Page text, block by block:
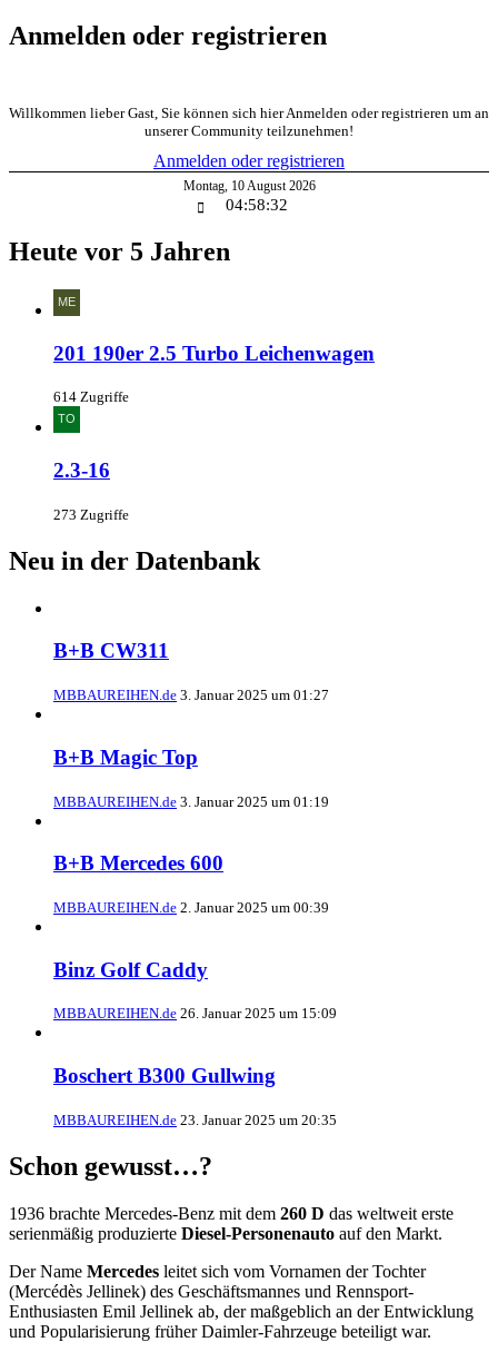
Anmelden oder registrieren
Willkommen lieber Gast, Sie können sich hier Anmelden oder registrieren um an
unserer Community teilzunehmen!
Anmelden oder registrieren
Montag, 10August 2026
04:58:33
Heute vor 5 Jahren
201 190er 2.5 Turbo Leichenwagen
614 Zugriffe
2.3-16
273 Zugriffe
Neu in der Datenbank
B+B CW311
MBBAUREIHEN.de 3. Januar 2025 um 01:27
B+B Magic Top
MBBAUREIHEN.de 3. Januar 2025 um 01:19
B+B Mercedes 600
MBBAUREIHEN.de 2. Januar 2025 um 00:39
Binz Golf Caddy
MBBAUREIHEN.de 26. Januar 2025 um 15:09
Boschert B300 Gullwing
MBBAUREIHEN.de 23. Januar 2025 um 20:35
Schon gewusst…?
1936 brachte Mercedes-Benz mit dem 260 D das weltweit erste
serienmäßig produzierte Diesel-Personenauto auf den Markt.
Der Name Mercedes leitet sich vom Vornamen der Tochter
(Mercédès Jellinek) des Geschäftsmannes und Rennsport-
Enthusiasten Emil Jellinek ab, der maßgeblich an der Entwicklung
und Popularisierung früher Daimler-Fahrzeuge beteiligt war.